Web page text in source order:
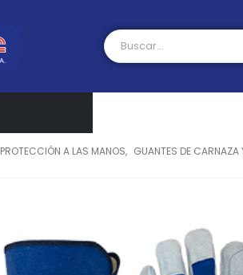
PROTECCIÓN A LAS MANOS, GUANTES DE CARNAZA